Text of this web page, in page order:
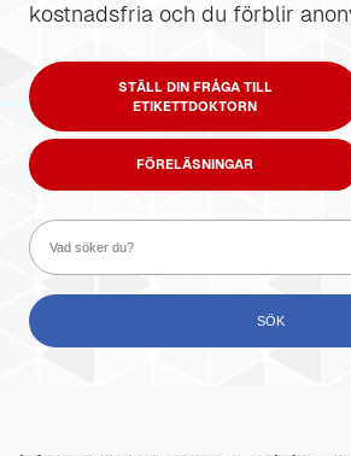
kostnadsfria och du förblir
STÄLL DIN FRÅGA TILL
ETIKETTDOKTORN
FÖRELÄSNINGAR